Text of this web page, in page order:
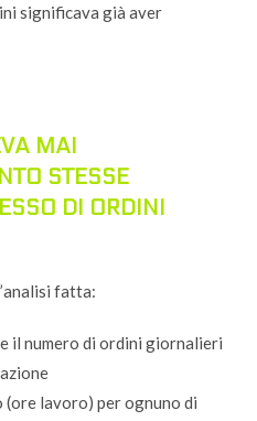
significava già aver
MAI
STESSE
DI ORDINI
fatta:
il numero di ordini giornalieri
(ore lavoro) per ognuno di